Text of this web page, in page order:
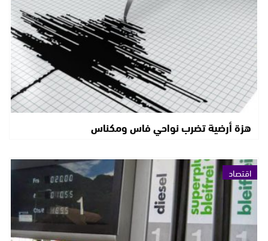
هزة أرضية تضرب نواحي فاس ومكناس
اقتصاد